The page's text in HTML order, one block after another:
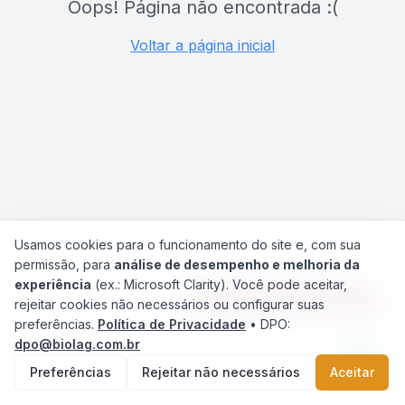
Oops! Página não encontrada :(
Voltar a página inicial
Usamos cookies para o funcionamento do site e, com sua
permissão, para análise de desempenho e melhoria da
experiência (ex.: Microsoft Clarity). Você pode aceitar,
rejeitar cookies não necessários ou configurar suas
preferências. Política de Privacidade • DPO:
dpo@biolag.com.br
Preferências
Rejeitar não necessários Aceitar
Agilize seu Atendimento